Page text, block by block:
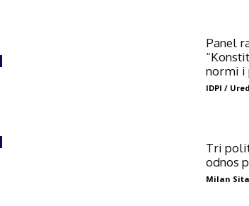
Panel
normi i
IDPI /
Tri
odnos
Milan